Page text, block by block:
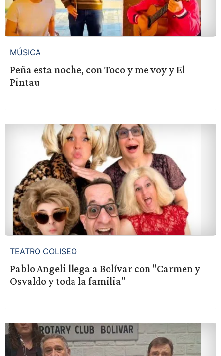
MÚSICA
Peña esta noche, con Toco y me voy y El
Pintau
TEATRO COLISEO
Pablo Angeli llega a Bolívar con "Carmen y
Osvaldo y toda la familia"